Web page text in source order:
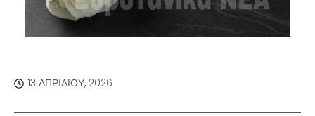
13 ΑΠΡΙΛΊΟΥ, 2026